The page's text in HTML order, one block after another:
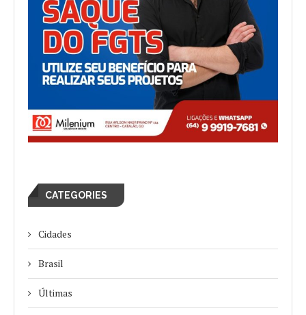
CATEGORIES
Cidades
Brasil
Últimas